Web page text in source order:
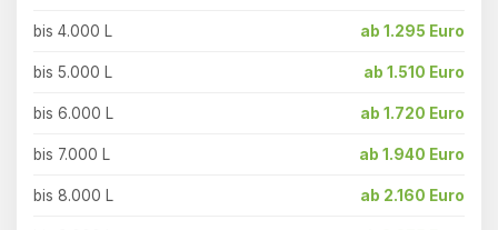
bis 4.000 L ab 1.295 Euro
bis 5.000 L ab 1.510 Euro
bis 6.000 L ab 1.720 Euro
bis 7.000 L ab 1.940 Euro
bis 8.000 L ab 2.160 Euro